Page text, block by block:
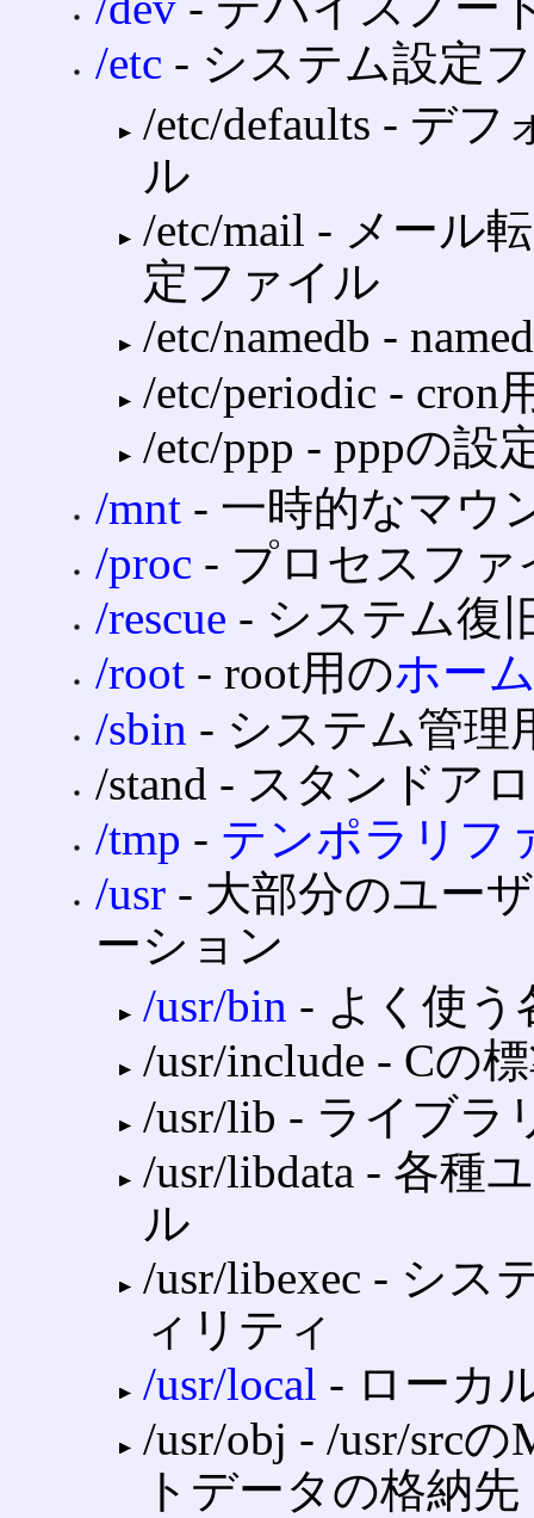
/etc ‐ システム設定
/etc/defaults ‐ デ
ル
/etc/mail ‐ メール
定ファイル
/etc/namedb ‐
/etc/periodic ‐
/etc/ppp ‐ pppの設
/mnt ‐ 一時的なマウ
/proc ‐ プロセスフ
/rescue ‐ システム復
/root ‐ root用のホー
/sbin ‐ システム管理
/stand ‐ スタンドア
/tmp ‐ テンポラリフ
/usr ‐ 大部分のユー
ーション
/usr/bin ‐ よく使
/usr/include ‐ Cの
/usr/lib ‐ ライブラ
/usr/libdata ‐ 各種
ル
/usr/libexec ‐ シ
ィリティ
/usr/local ‐ ローカ
/usr/obj ‐ /usr/src
トデータの格納先